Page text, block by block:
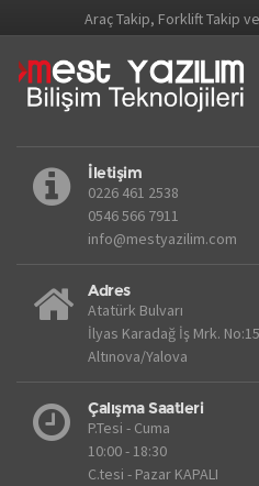
Araç Takip, Forklift Takip
İletişim
0226 461 2538
0546 566 7911
info@mestyazilim.com
Adres
Atatürk Bulvarı
İlyas Karadağ İş Mrk. No:15
Altınova/Yalova
Çalışma Saatleri
P.Tesi - Cuma
10:00 - 18:30
C.tesi - Pazar KAPALI